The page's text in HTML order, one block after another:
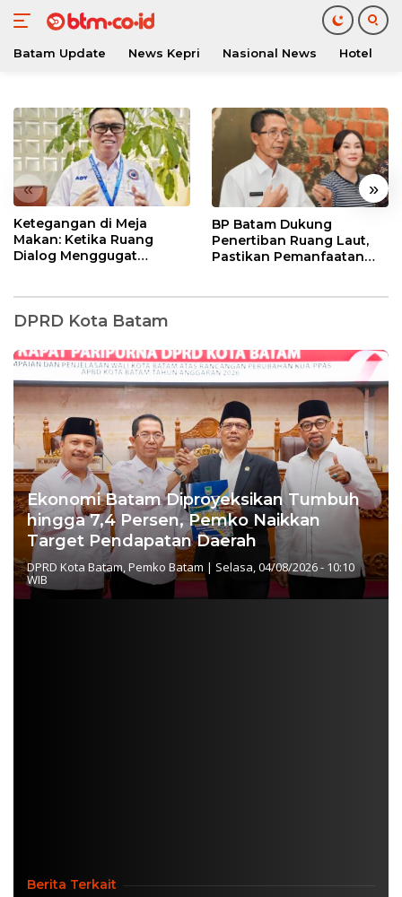
konten
Batam Update News Kepri Nasional News Hotel
« »
Ketegangan di Meja
Makan: Ketika Ruang
Dialog Menggugat
BP Batam Dukung
Penertiban Ruang Laut,
Pastikan Pemanfaatan
DPRD Kota Batam
Ekonomi Batam Diproyeksikan Tumbuh
hingga 7,4 Persen, Pemko Naikkan
Target Pendapatan Daerah
DPRD Kota Batam,Pemko Batam | Selasa, 04/08/2026 - 10:10
WIB
Berita Terkait